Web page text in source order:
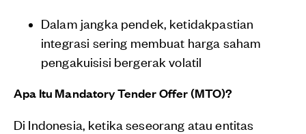
Dalam jangka pendek, ketidakpastian
integrasi sering membuat harga saham
pengakuisisi bergerak volatil
Apa Itu Mandatory Tender Offer (MTO)?
Di Indonesia, ketika seseorang atau entitas